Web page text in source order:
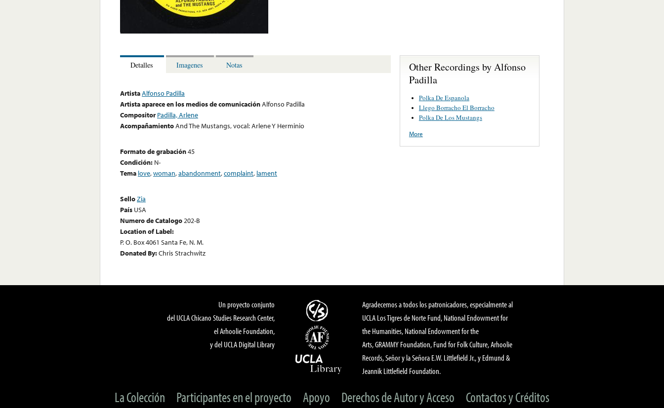
Detalles Imagenes Notas
ArtistaAlfonso Padilla
Artista aparece en los medios de comunicaciónAlfonso Padilla
Compositor Padilla, Arlene
AcompañamientoAnd The Mustangs, vocal: Arlene Y Herminio
Formato de grabación45
Condición: N-
Tema love,woman,abandonment,complaint, lament
SelloZia
País USA
Numero de Catalogo202-B
Location of Label:
P. O. Box 4061 Santa Fe, N. M.
Donated By:Chris Strachwitz
Other Recordings by Alfonso
Padilla
Polka De Espanola
Llego Borracho El Borracho
Polka De Los Mustangs
More
Un proyecto conjunto
del UCLA Chicano Studies Research Center,
el Arhoolie Foundation,
y del UCLA Digital Library
Agradecemos a todos los patronicadores, especialmente al
UCLA Los Tigres de Norte Fund, National Endowment for
the Humanities, National Endowment for the
Arts, GRAMMY Foundation, Fund for Folk Culture, Arhoolie
Records, Señor y la Señora E.W. Littlefield Jr., y Edmund &
Jeannik Littlefield Foundation.
La Colección Participantes en el proyecto Apoyo Derechos de Autor y Acceso Contactos y Créditos